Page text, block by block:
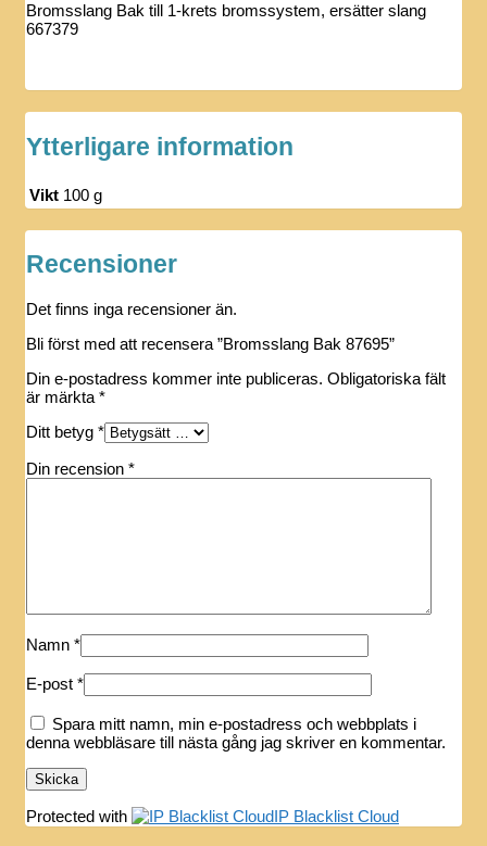
Bromsslang Bak till 1-krets bromssystem, ersätter slang
667379
Ytterligare information
Vikt 100 g
Recensioner
Det finns inga recensioner än.
Bli först med att recensera ”Bromsslang Bak 87695”
Din e-postadress kommer inte publiceras. Obligatoriska fält
är märkta *
Ditt betyg *
Din recension *
Namn *
E-post *
Spara mitt namn, min e-postadress och webbplats i
denna webbläsare till nästa gång jag skriver en kommentar.
Protected with IP Blacklist Cloud